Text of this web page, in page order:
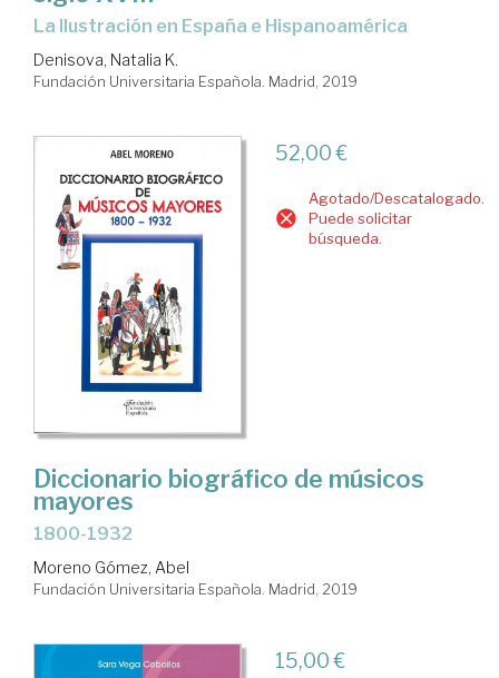
la Ilustración en España e Hispanoamérica
Denisova, Natalia K.
Fundación Universitaria Española. Madrid, 2019
52,00 €
Agotado/Descatalogado.
Puede solicitar
búsqueda.
Diccionario biográfico de músicos
mayores
1800-1932
Moreno Gómez, Abel
Fundación Universitaria Española. Madrid, 2019
15,00 €